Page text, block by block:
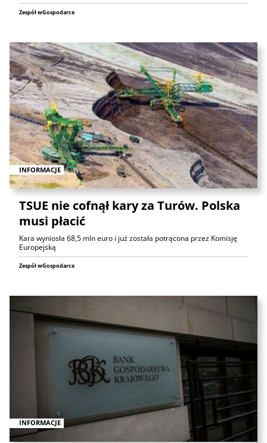
Zespół wGospodarce
INFORMACJE
TSUE nie cofnął kary za Turów. Polska
musi płacić
Kara wyniosła 68,5 mln euro i już została potrącona przez Komisję
Europejską
Zespół wGospodarce
INFORMACJE